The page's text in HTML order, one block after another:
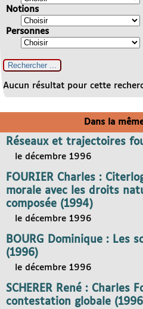
Notions
Personnes
Aucun résultat pour cette
Dans la
Réseaux et trajectoires
le décembre 1996
FOURIER Charles :
morale avec les droits
composée (1994)
le décembre 1996
BOURG Dominique : Les
(1996)
le décembre 1996
SCHERER René : Charles
contestation globale